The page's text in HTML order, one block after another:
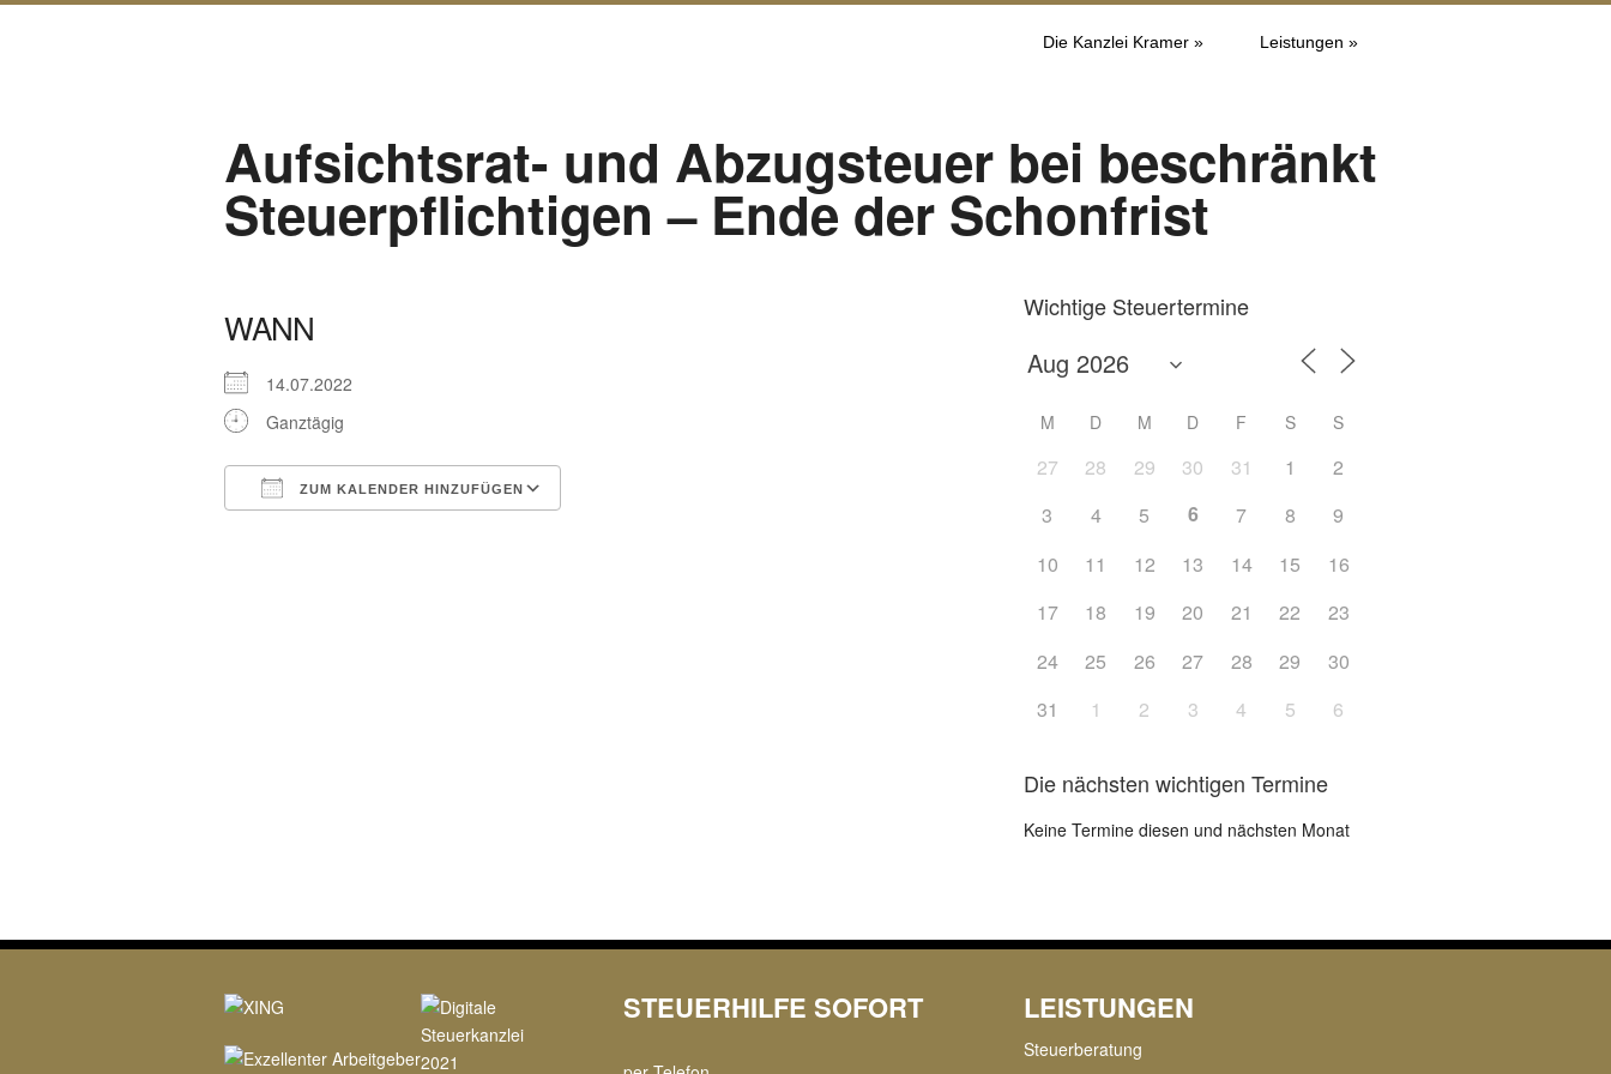
Die Kanzlei Kramer » Leistungen »
Aufsichtsrat- und Abzugsteuer bei beschränkt
Steuerpflichtigen – Ende der Schonfrist
WANN
14.07.2022
Ganztägig
ZUM KALENDER HINZUFÜGEN
Wichtige Steuertermine
M D M D F S S
27 28 29 30 31 1
2
3
4 5 6 7 8
9
10
11 12 13 14 15
16
17
18 19 20 21 22
23
24
25 26 27 28 29
30
31
1 2 3 4 5 6
Die nächsten wichtigen Termine
Keine Termine diesen und nächsten Monat
STEUERHILFE SOFORT LEISTUNGEN
Steuerberatung